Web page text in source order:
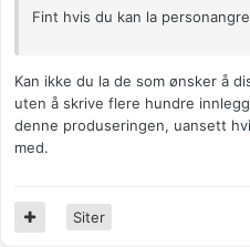
Fint hvis du kan la
Kan ikke du la de som ønsker å
uten å skrive flere hundre
denne produseringen, uansett
med.
Siter